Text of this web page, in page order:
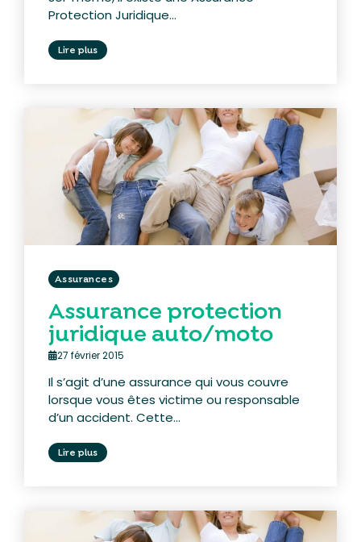
Protection Juridique...
Lire plus
Assurances
Assurance protection
juridique auto/moto
27 février 2015
Il s’agit d’une assurance qui vous couvre
lorsque vous êtes victime ou responsable
d’un accident. Cette...
Lire plus